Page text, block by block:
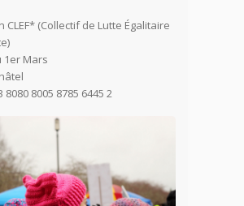
CLEF* (Collectif de Lutte Égalitaire
1er Mars
8080 8005 8785 6445 2